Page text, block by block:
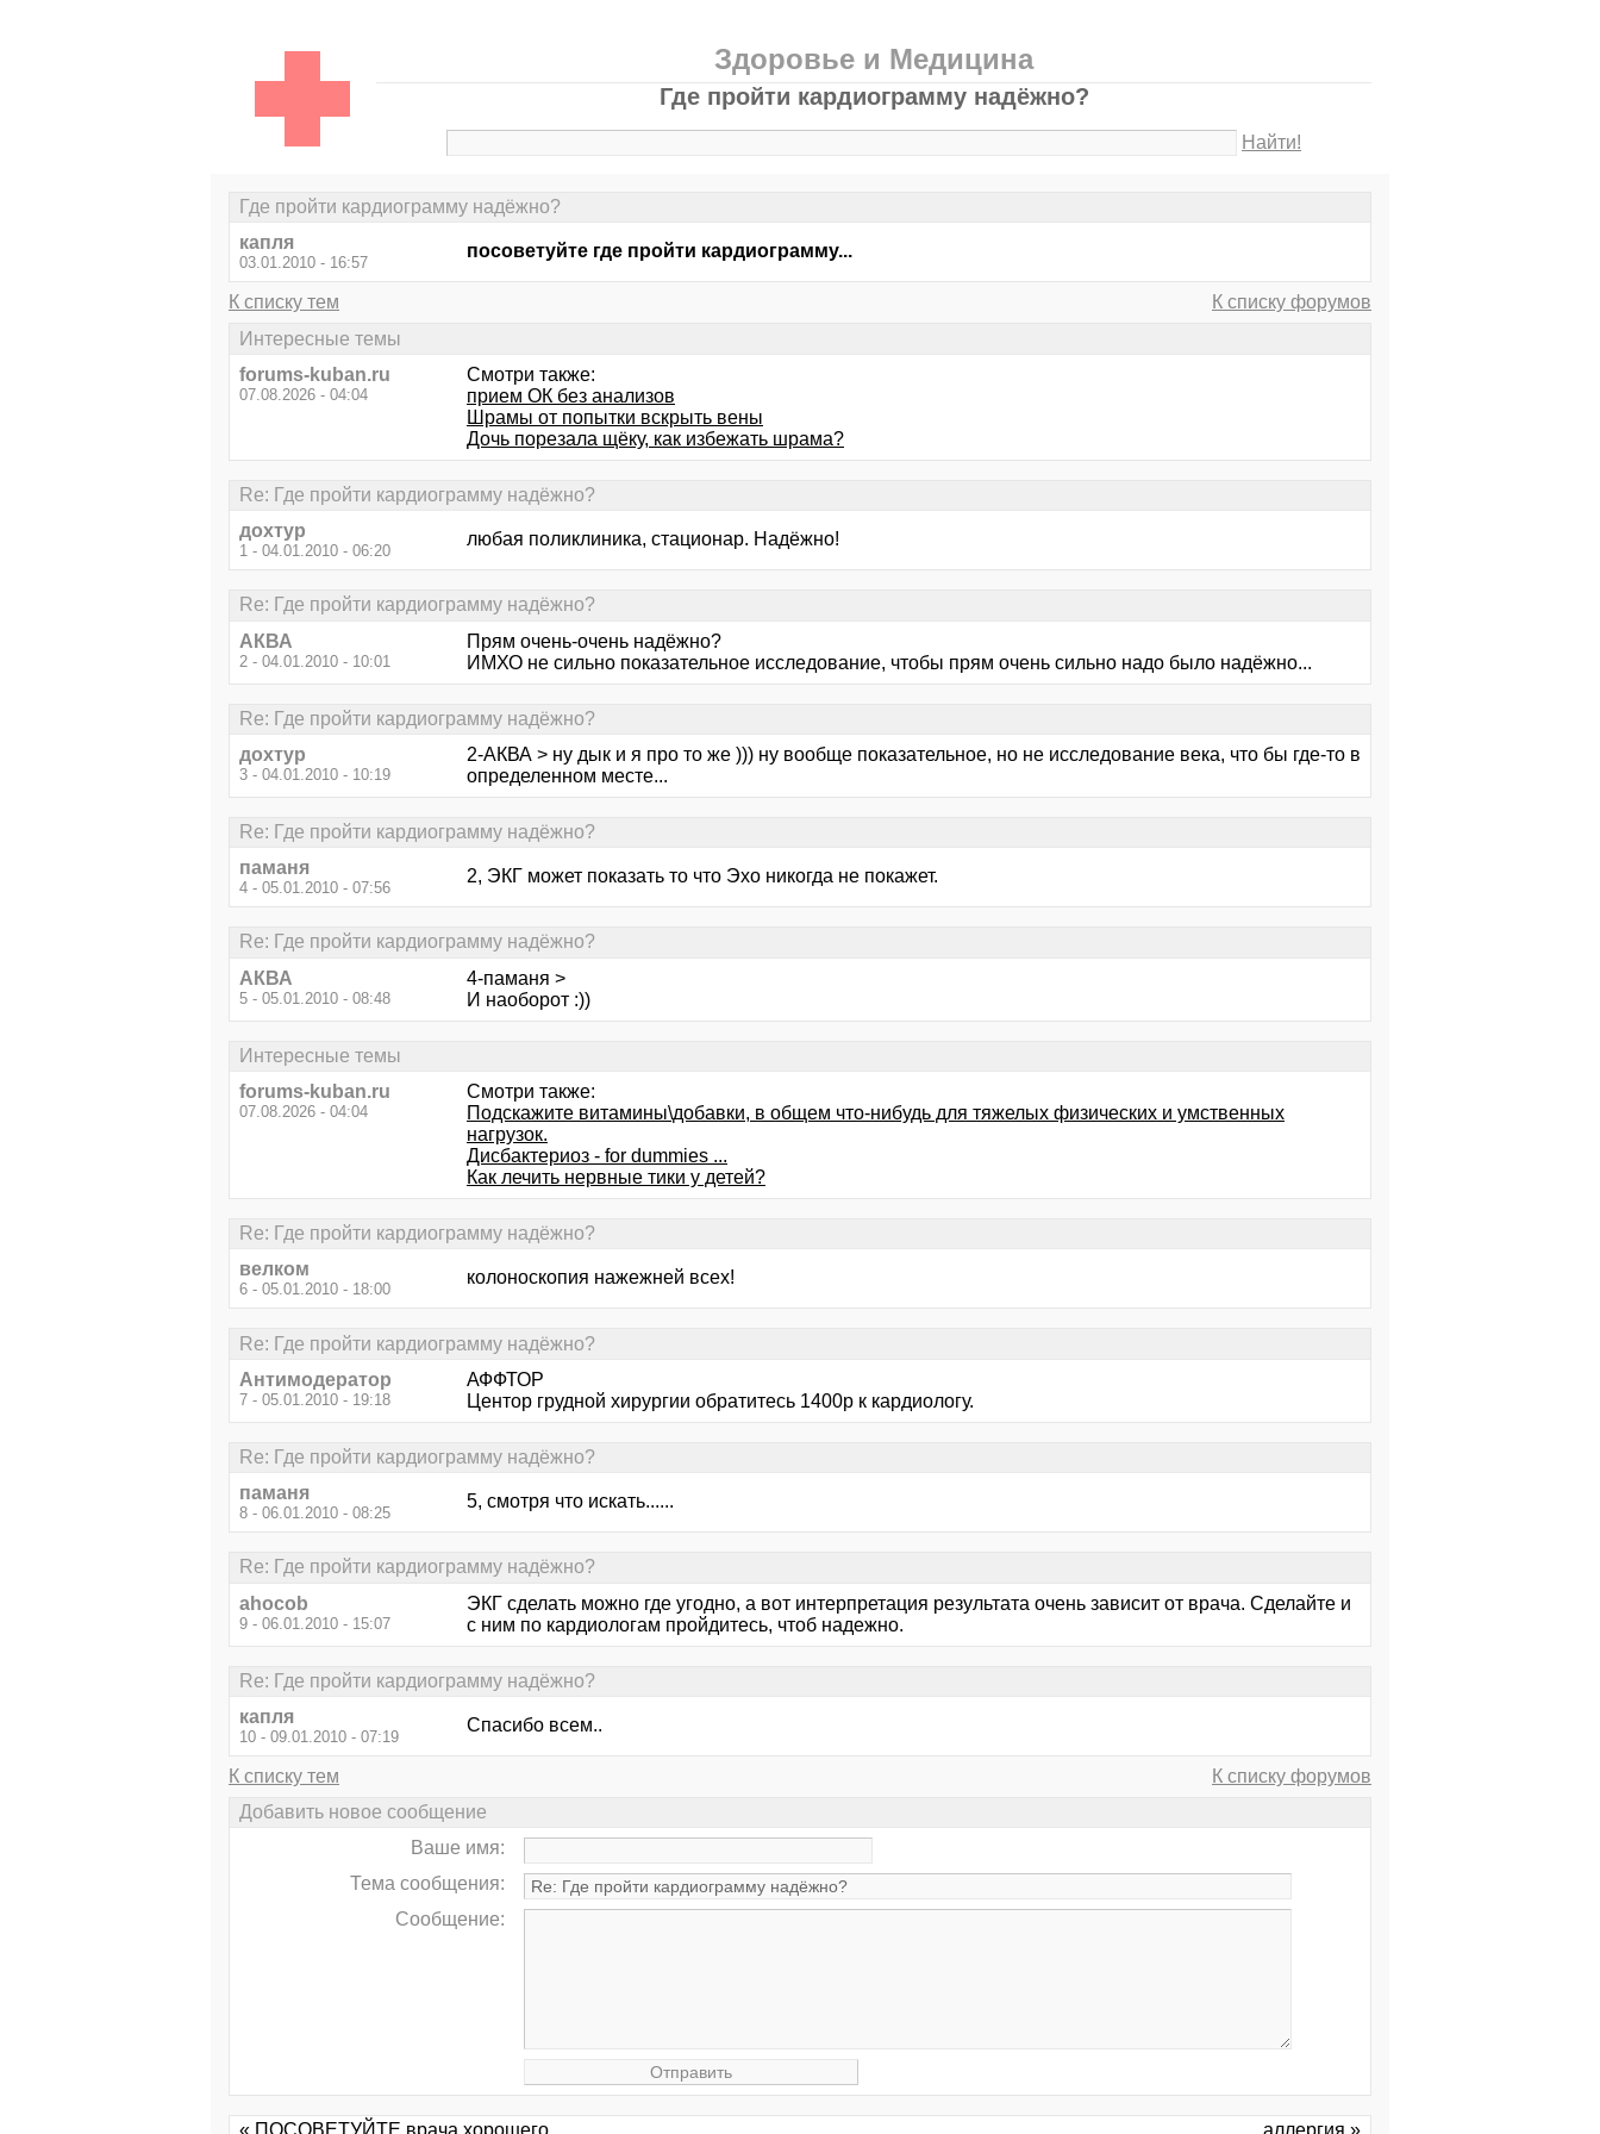
Здоровье и Медицина
Где пройти кардиограмму надёжно?
Найти!
Где пройти кардиограмму надёжно?
капля
03.01.2010 - 16:57
посоветуйте где пройти кардиограмму...
К списку тем
К списку форумов
Интересные темы
forums-kuban.ru
07.08.2026 - 04:04
Смотри также:
прием ОК без анализов
Шрамы от попытки вскрыть вены
Дочь порезала щёку, как избежать шрама?
Re: Где пройти кардиограмму надёжно?
дохтур
1 - 04.01.2010 - 06:20
любая поликлиника, стационар. Надёжно!
Re: Где пройти кардиограмму надёжно?
АКВА
2 - 04.01.2010 - 10:01
Прям очень-очень надёжно?
ИМХО не сильно показательное исследование, чтобы прям очень сильно надо было надёжно...
Re: Где пройти кардиограмму надёжно?
дохтур
3 - 04.01.2010 - 10:19
2-АКВА > ну дык и я про то же ))) ну вообще показательное, но не исследование века, что бы где-то в
определенном месте...
Re: Где пройти кардиограмму надёжно?
паманя
4 - 05.01.2010 - 07:56
2, ЭКГ может показать то что Эхо никогда не покажет.
Re: Где пройти кардиограмму надёжно?
АКВА
5 - 05.01.2010 - 08:48
4-паманя >
И наоборот :))
Интересные темы
forums-kuban.ru
07.08.2026 - 04:04
Смотри также:
Подскажите витамины\добавки, в общем что-нибудь для тяжелых физических и умственных
нагрузок.
Дисбактериоз - for dummies ...
Как лечить нервные тики у детей?
Re: Где пройти кардиограмму надёжно?
велком
6 - 05.01.2010 - 18:00
колоноскопия нажежней всех!
Re: Где пройти кардиограмму надёжно?
Антимодератор
7 - 05.01.2010 - 19:18
АФФТОР
Центор грудной хирургии обратитесь 1400р к кардиологу.
Re: Где пройти кардиограмму надёжно?
паманя
8 - 06.01.2010 - 08:25
5, смотря что искать......
Re: Где пройти кардиограмму надёжно?
ahocob
9 - 06.01.2010 - 15:07
ЭКГ сделать можно где угодно, а вот интерпретация результата очень зависит от врача. Сделайте и
с ним по кардиологам пройдитесь, чтоб надежно.
Re: Где пройти кардиограмму надёжно?
капля
10 - 09.01.2010 - 07:19
Спасибо всем..
К списку тем
К списку форумов
Добавить новое сообщение
Ваше имя:
Тема сообщения:
Сообщение: